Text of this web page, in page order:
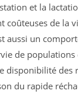
et la
coûteuses de la
aussi un
de populations
disponibilité des
du rapide